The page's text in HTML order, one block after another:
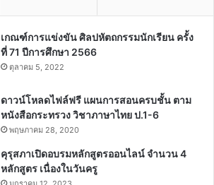
เกณฑ์การแข่งขัน ศิลปหัตถกรรมนักเรียน ครั้ง
ที่ 71 ปีการศึกษา 2566
ตุลาคม 5, 2022
ดาวน์โหลดไฟล์ฟรี แผนการสอนครบชั้น ตาม
หนังสือกระทรวง วิชาภาษาไทย ป.1-6
พฤษภาคม 28, 2020
คุรุสภาเปิดอบรมหลักสูตรออนไลน์ จำนวน 4
หลักสูตร เนื่องในวันครู